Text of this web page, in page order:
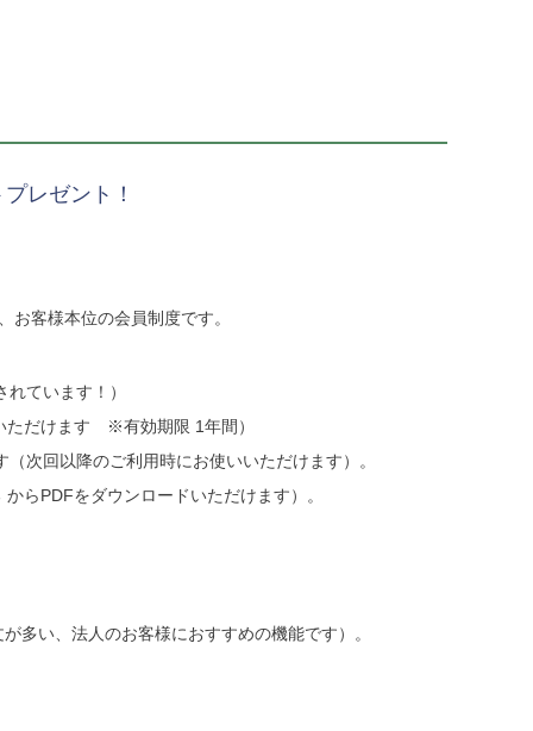
レゼント！
客様本位の会員制度です。
ています！）
ただけます ※有効期限 1年間）
（次回以降のご利用時にお使いいただけます）。
らPDFをダウンロードいただけます）。
多い、法人のお客様におすすめの機能です）。